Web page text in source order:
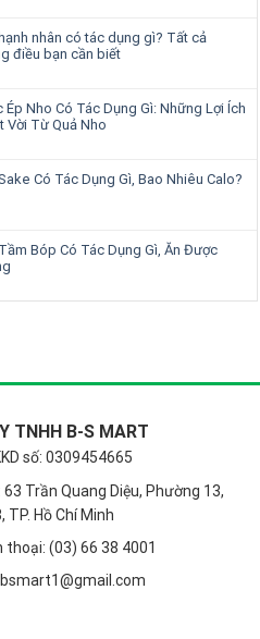
nhân có tác dụng gì? Tất cả
điều bạn cần biết
Ép Nho Có Tác Dụng Gì: Những Lợi Ích
Vời Từ Quả Nho
Có Tác Dụng Gì, Bao Nhiêu Calo?
Bóp Có Tác Dụng Gì, Ăn Được
TNHH B-S MART
số: 0309454665
63 Trần Quang Diệu, Phường 13,
TP. Hồ Chí Minh
thoại: (03) 66 38 4001